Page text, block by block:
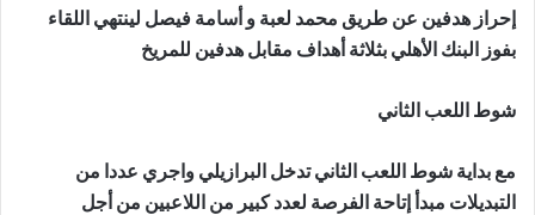
إحراز هدفين عن طريق محمد لعبة و أسامة فيصل لينتهي اللقاء
بفوز البنك الأهلي بثلاثة أهداف مقابل هدفين للمريخ
شوط اللعب الثاني
مع بداية شوط اللعب الثاني تدخل البرازيلي واجري عددا من
التبديلات مبدأ إتاحة الفرصة لعدد كبير من اللاعبين من أجل